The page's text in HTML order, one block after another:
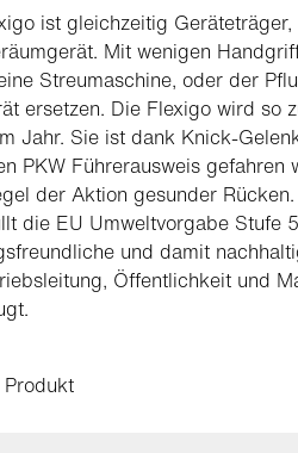
ist gleichzeitig
Mit wenigen
Streumaschine, oder der
ersetzen. Die Flexigo wird so
Jahr. Sie ist dank Knick-
PKW Führerausweis
der Aktion gesunder
die EU Umweltvorgabe Stufe
und damit
Öffentlichkeit und